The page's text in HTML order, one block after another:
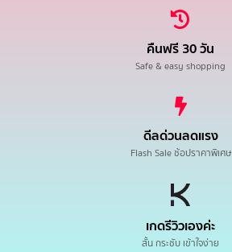
คืนฟรี 30 วัน
Safe & easy shopping
ดีลด่วนลดแรง
Flash Sale ช้อปราคาพิเศษ
เกดรีวิวเองค่ะ
สั้น กระชับ เข้าใจง่าย